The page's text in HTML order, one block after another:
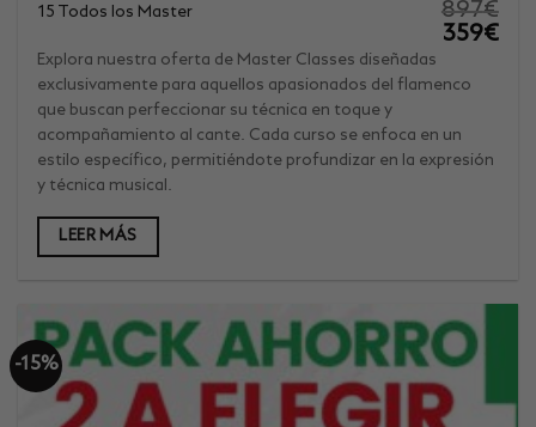
15 Todos los Master 897€
El
precio
897€.
359€El
Explora nuestra oferta de Master Classes diseñadas
exclusivamente para aquellos apasionados del flamenco
que buscan perfeccionar su técnica en toque y
acompañamiento al cante. Cada curso se enfoca en un
estilo específico, permitiéndote profundizar en la expresión
y técnica musical.
LEER MÁS
-15%